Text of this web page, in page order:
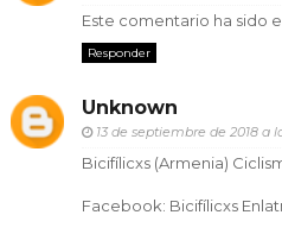
Este comentario ha sido
Responder
Unknown
13 de septiembre de 2018 a
Bicifílicxs (Armenia)
Facebook: Bicifílicxs